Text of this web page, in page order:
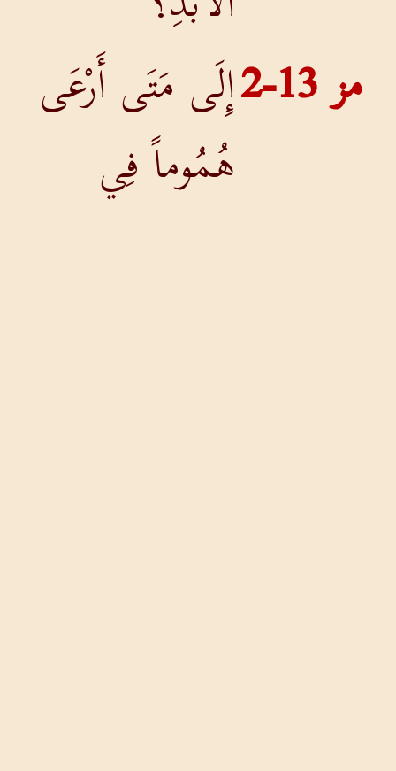
مز 13-2
إِلَى مَتَى أَرْعَى
هُمُوماً فِي